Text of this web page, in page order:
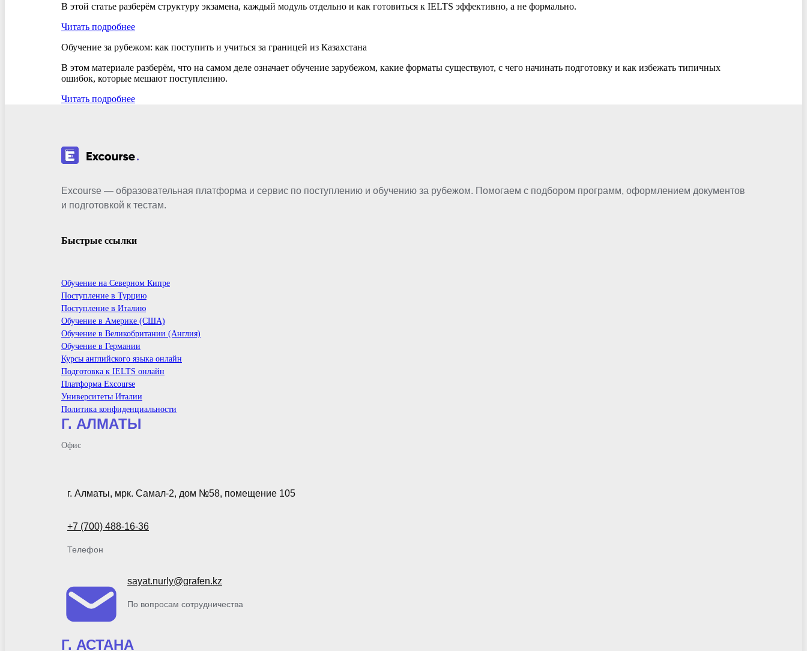
В этой статье разберём структуру экзамена, каждый модуль отдельно и как готовиться к IELTS эффективно, а не формально.
Читать подробнее
Обучение за рубежом: как поступить и учиться за границей из Казахстана
В этом материале разберём, что на самом деле означает обучение зарубежом, какие форматы существуют, с чего начинать подготовку и как избежать типичных
ошибок, которые мешают поступлению.
Читать подробнее
Excourse — образовательная платформа и сервис по поступлению и обучению за рубежом. Помогаем с подбором программ, оформлением документов
и подготовкой к тестам.
Быстрые ссылки
Обучение на Северном Кипре
Поступление в Турцию
Поступление в Италию
Обучение в Америке (США)
Обучение в Великобритании (Англия)
Обучение в Германии
Курсы английского языка онлайн
Подготовка к IELTS онлайн
Платформа Excourse
Университеты Италии
Политика конфиденциальности
Г. АЛМАТЫ
Офис
г. Алматы, мрк. Самал-2, дом №58, помещение 105
+7 (700) 488-16-36
Телефон
sayat.nurly@grafen.kz
По вопросам сотрудничества
Г. АСТАНА